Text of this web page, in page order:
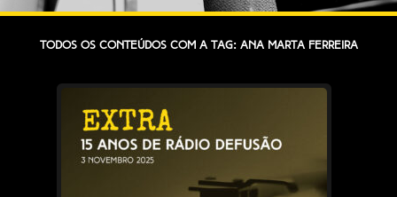
Todos os conteúdos com a tag: Ana Marta Ferreira